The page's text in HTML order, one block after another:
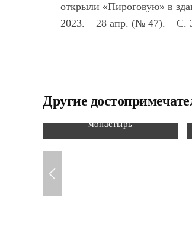
открыли «Пироговую» в
2023. – 28 апр. (№ 47). – С.
Другие
Богородице-Тихоновский
Тюнинский женский
монастырь